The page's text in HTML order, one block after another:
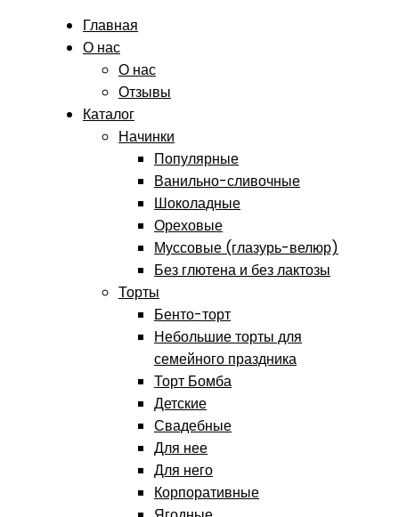
Главная
О нас
О нас
Отзывы
Каталог
Начинки
Популярные
Ванильно-сливочные
Шоколадные
Ореховые
Муссовые (глазурь-велюр)
Без глютена и без лактозы
Торты
Бенто-торт
Небольшие торты для
семейного праздника
Торт Бомба
Детские
Свадебные
Для нее
Для него
Корпоративные